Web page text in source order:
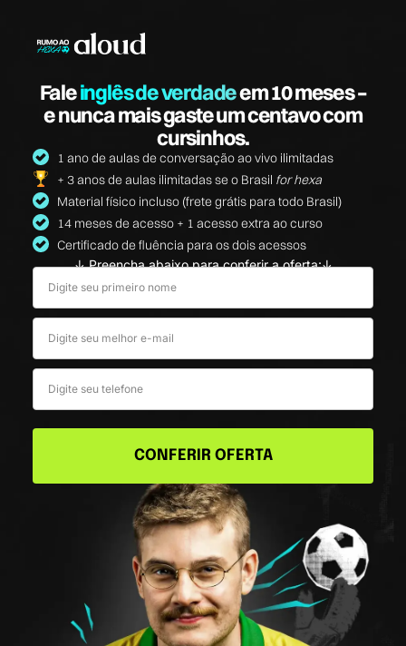
Faleinglês de verdadeem 10 meses –
e nunca mais gaste um centavo com
cursinhos.
1 ano de aulas de conversação ao vivo ilimitadas
+ 3 anos de aulas ilimitadas se o Brasil for hexa
Material físico incluso (frete grátis para todo Brasil)
14 meses de acesso + 1 acesso extra ao curso
Certificado de fluência para os dois acessos
↓ Preencha abaixo para conferir a oferta:↓
CONFERIR OFERTA